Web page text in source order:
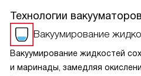
Технологии
Вакуумирование
Вакуумирование жидкостей
и маринады, замедляя